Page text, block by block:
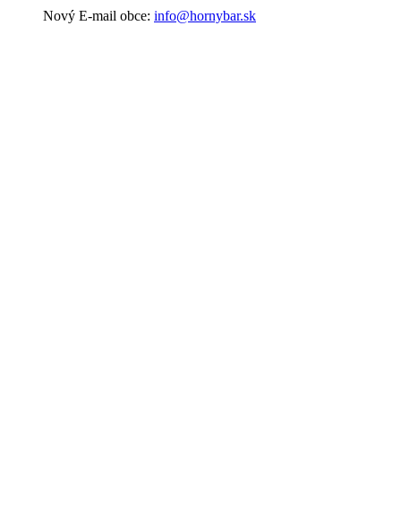
Nový E-mail obce: info@hornybar.sk